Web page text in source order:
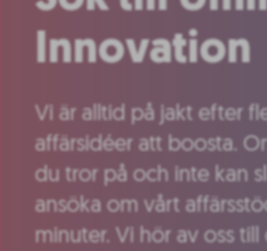
Innovation
Vi är alltid på jakt efter
affärsidéer att boosta.
du tror på och inte kan
ansöka om vårt
minuter. Vi hör av oss